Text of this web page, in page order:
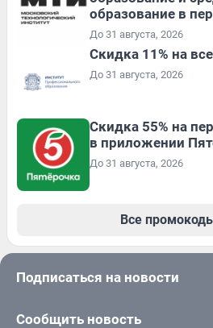
образование в
До 31 августа, 2026
Скидка 11% на
До 31 августа, 2026
Скидка 55% на
в приложении
До 31 августа, 2026
Все
Подписаться на новости
Сообщить новость